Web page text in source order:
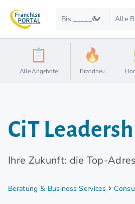
Bis _____€ Alle
Alle Angebote Brandneu
CiT
Ihre Zukunft: die Top-
Beratung & Business Services